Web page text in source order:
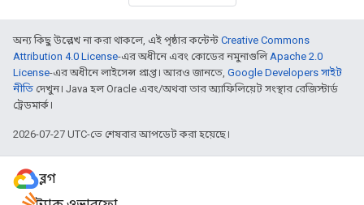
অন্য কিছু উল্লেখ না করা থাকলে, এই পৃষ্ঠার কন্টেন্ট Creative Commons
Attribution 4.0 License-এর অধীনে এবং কোডের নমুনাগুলিApache 2.0
License-এর অধীনে লাইসেন্স প্রাপ্ত। আরও জানতে, Google Developers সাইট
নীতি দেখুন। Java হল Oracle এবং/অথবা তার অ্যাফিলিয়েট সংস্থার রেজিস্টার্ড
ট্রেডমার্ক।
2026-07-27 UTC-তে শেষবার আপডেট করা হয়েছে।
ব্লগ